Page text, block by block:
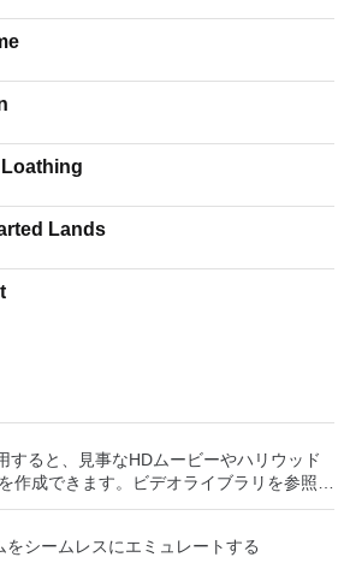
Lands
すると、見事なHDムービーやハリウッド
作成できます。ビデオライブラリを参照し
デオを簡単に共有できます。ビデオは外部
ートして、簡単に微調整、再配置、編集し
DVDに書き込んだりできます。 機能が含
をシームレスにエミュレートする